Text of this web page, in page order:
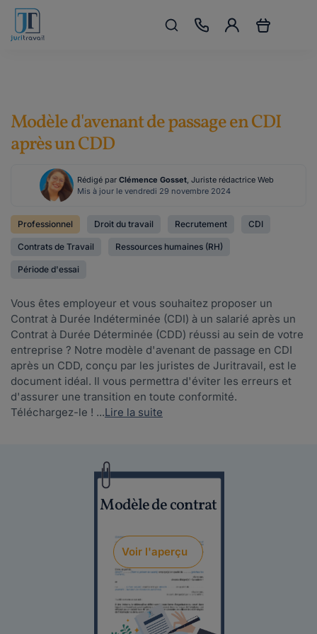
Modèle de contrat
Voir l'aperçu
Modèle d'avenant de passage en CDI
après un CDD
Rédigé par Clémence Gosset, Juriste rédactrice Web
Mis à jour le vendredi 29 novembre 2024
Professionnel Droit du travail Recrutement CDI
Contrats de Travail Ressources humaines (RH)
Période d'essai
Vous êtes employeur et vous souhaitez proposer un
Contrat à Durée Indéterminée (CDI) à un salarié après un
Contrat à Durée Déterminée (CDD) réussi au sein de votre
entreprise ? Notre modèle d'avenant de passage en CDI
après un CDD, conçu par les juristes de Juritravail, est le
document idéal. Il vous permettra d'éviter les erreurs et
d'assurer une transition en toute conformité.
Téléchargez-le ! ...Lire la suite